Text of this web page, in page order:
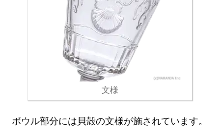
文様
ボウル部分には貝殻の文様が施されています。